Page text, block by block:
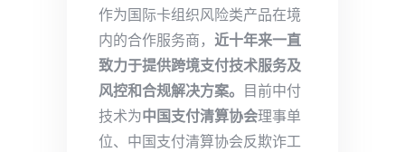
作为国际卡组织风险类产品在境
内的合作服务商， 近十年来一直
致力于提供跨境支付技术服务及
风控和合规解决方案。
目前中付
技术为中国支付清算协会理事单
位、中国支付清算协会反欺诈工